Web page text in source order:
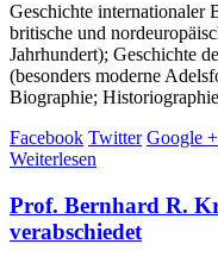
Geschichte internationaler
britische und
Jahrhundert); Geschichte
(besonders moderne
Biographie;
Facebook Twitter Google +
Weiterlesen
Prof. Bernhard R.
verabschiedet